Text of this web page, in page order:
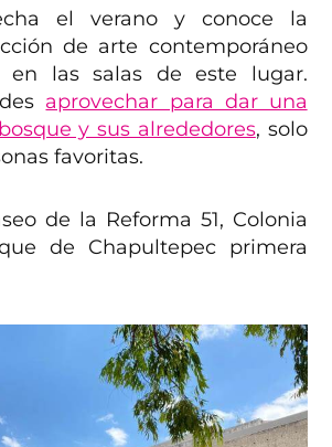
el verano y conoce la
de arte contemporáneo
en las salas de este lugar.
aprovechar para dar una
y sus alrededores, solo
favoritas.
de la Reforma 51, Colonia
de Chapultepec primera